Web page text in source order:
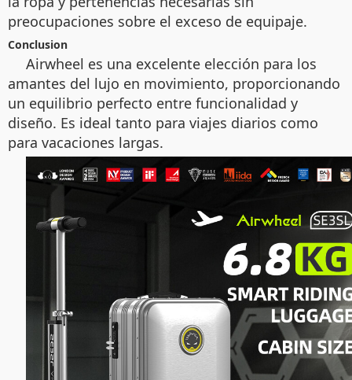
preocupaciones sobre el exceso de equipaje.
Conclusion
Airwheel es una excelente elección para los
amantes del lujo en movimiento, proporcionando
un equilibrio perfecto entre funcionalidad y
diseño. Es ideal tanto para viajes diarios como
para vacaciones largas.